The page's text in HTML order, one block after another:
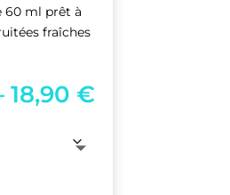
60 ml prêt à
fraîches
18,90 €